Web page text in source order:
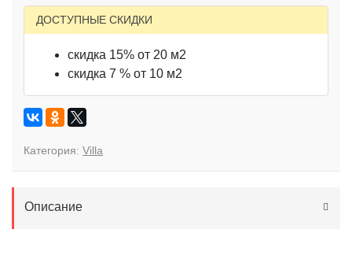
ДОСТУПНЫЕ СКИДКИ
скидка 15% от 20 м2
скидка 7 % от 10 м2
Категория: Villa
Описание